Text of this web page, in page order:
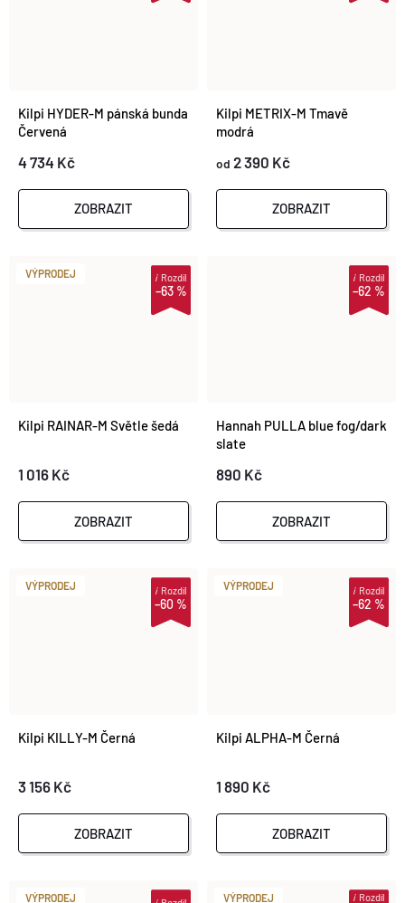
Kilpi HYDER-M pánská bunda
Červená
4 734 Kč
ZOBRAZIT
Kilpi METRIX-M Tmavě
modrá
od 2 390 Kč
ZOBRAZIT
VÝPRODEJ
–63 %
iRozdíl
Kilpi RAINAR-M Světle šedá
1 016 Kč
ZOBRAZIT
–62 %
iRozdíl
Hannah PULLA blue fog/dark
slate
890 Kč
ZOBRAZIT
VÝPRODEJ
–60 %
iRozdíl
Kilpi KILLY-M Černá
3 156 Kč
ZOBRAZIT
VÝPRODEJ
–62 %
iRozdíl
Kilpi ALPHA-M Černá
1 890 Kč
ZOBRAZIT
VÝPRODEJ
VÝPRODEJ
iRozdíl